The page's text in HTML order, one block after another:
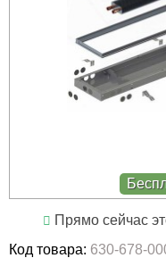
Прямо сейчас
Код товара: 630-678-